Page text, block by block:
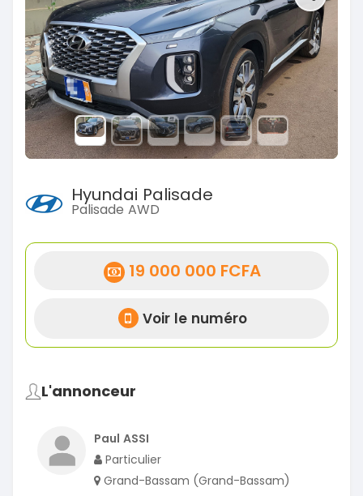
Previous Next
Hyundai Palisade
Palisade AWD
19 000 000 FCFA
Voir le numéro
L'annonceur
Paul ASSI
Particulier
Grand-Bassam (Grand-Bassam)